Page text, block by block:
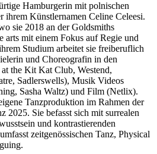
Hamburgerin mit polnischen
ihrem Künstlernamen Celine Celeesi.
sie 2018 an der Goldsmiths
mit einem Fokus auf Regie und
Studium arbeitet sie freiberuflich
und Choreografin in den
the Kit Kat Club, Westend,
Sadlerswells), Musik Videos
Sasha Waltz) und Film (Netlix).
Tanzproduktion im Rahmen der
2025. Sie befasst sich mit surrealen
und kontrastierenden
zeitgenössischen Tanz, Physical